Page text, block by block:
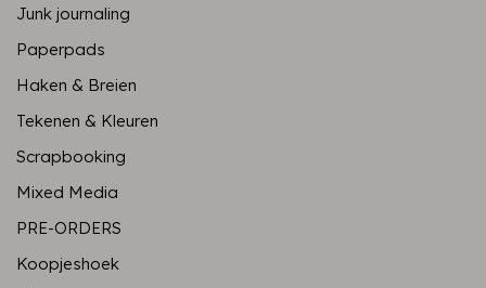
Junk journaling
Paperpads
Haken & Breien
Tekenen & Kleuren
Scrapbooking
Mixed Media
PRE-ORDERS
Koopjeshoek